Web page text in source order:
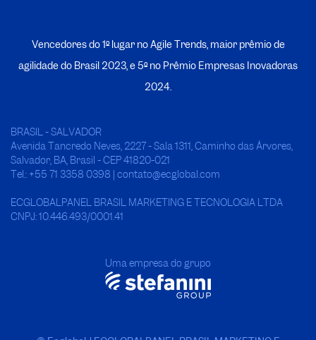
Vencedores do 1º lugar no Agile Trends, maior prêmio de
agilidade do Brasil 2023, e 5º no Prêmio Empresas Inovadoras
2024.
BRASIL - SALVADOR
Avenida Tancredo Neves, 2227 - Sala 1311, Caminho das Árvores,
Salvador, BA, Brasil - CEP 41820-021
Tel.: +55 71 3358 0398 | contato@ecglobal.com
ECGLOBALPANEL BRASIL MARKETING E TECNOLOGIA LTDA
CNPJ: 10.446.493/0001.41
Uma empresa do grupo